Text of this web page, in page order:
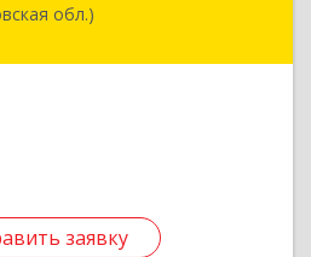
обл.)
заявку
обл, Красноармейск г,
заявку